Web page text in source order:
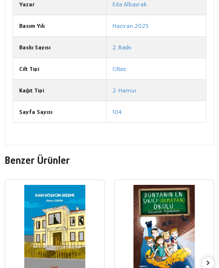
Yazar Eda Albayrak
Basım Yılı Haziran 2025
Baskı Sayısı 2. Baskı
Cilt Tipi Ciltsiz
Kağıt Tipi 2. Hamur
Sayfa Sayısı 104
Benzer Ürünler